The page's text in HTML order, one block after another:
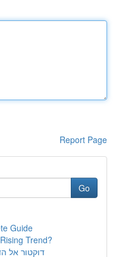
Report Page
Go
Guide
Trend?
דוקטור אל